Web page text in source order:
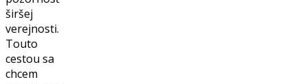
širšej
verejnosti.
Touto
cestou sa
chcem